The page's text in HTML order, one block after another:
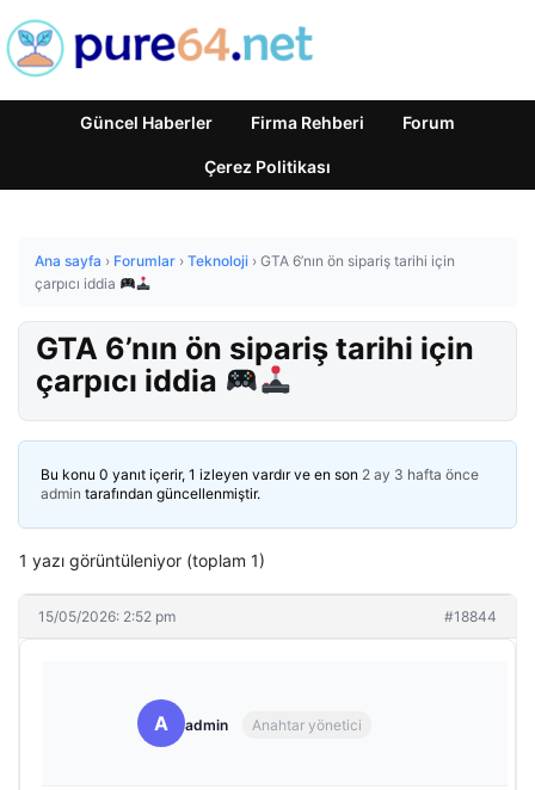
Güncel Haberler Firma Rehberi Forum
Çerez Politikası
Ana sayfa › Forumlar › Teknoloji › GTA 6’nın ön sipariş tarihi için
çarpıcı iddia
GTA 6’nın ön sipariş tarihi için
çarpıcı iddia
Bu konu 0 yanıt içerir, 1 izleyen vardır ve en son 2 ay 3 hafta önce
admin tarafından güncellenmiştir.
1 yazı görüntüleniyor (toplam 1)
15/05/2026: 2:52 pm #18844
A admin Anahtar yönetici